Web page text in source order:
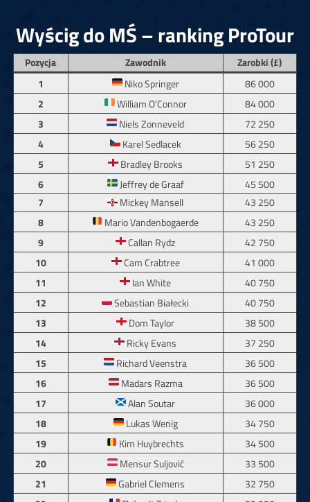
Wyścig do MŚ – ranking ProTour
Pozycja Zawodnik
Zarobki (£)
1
Niko Springer
86 000
2
William O’Connor
84 000
3
Niels Zonneveld
72 250
4
Karel Sedlacek
56 250
5
Bradley Brooks
51 250
6
Jeffrey de Graaf
45 500
7
Mickey Mansell
43 250
8
Mario Vandenbogaerde
43 250
9
Callan Rydz
42 750
10
Cam Crabtree
41 000
11
Ian White
40 750
12
Sebastian Białecki
40 750
13
Dom Taylor
38 500
14
Ricky Evans
37 250
15
Richard Veenstra
36 500
16
Madars Razma
36 500
17
Alan Soutar
36 000
18
Lukas Wenig
34 750
19
Kim Huybrechts
34 500
20
Mensur Suljović
33 500
21
Gabriel Clemens
32 750